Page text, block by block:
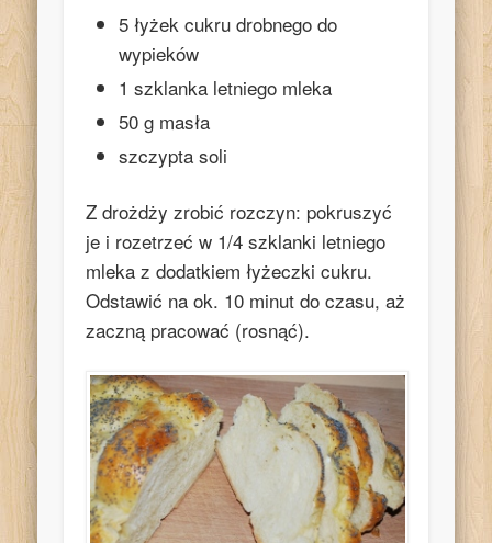
5 łyżek cukru drobnego do
wypieków
1 szklanka letniego mleka
50 g masła
szczypta soli
Z drożdży zrobić rozczyn: pokruszyć
je i rozetrzeć w 1/4 szklanki letniego
mleka z dodatkiem łyżeczki cukru.
Odstawić na ok. 10 minut do czasu, aż
zaczną pracować (rosnąć).